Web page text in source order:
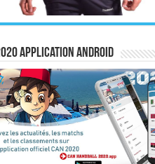
Application Android